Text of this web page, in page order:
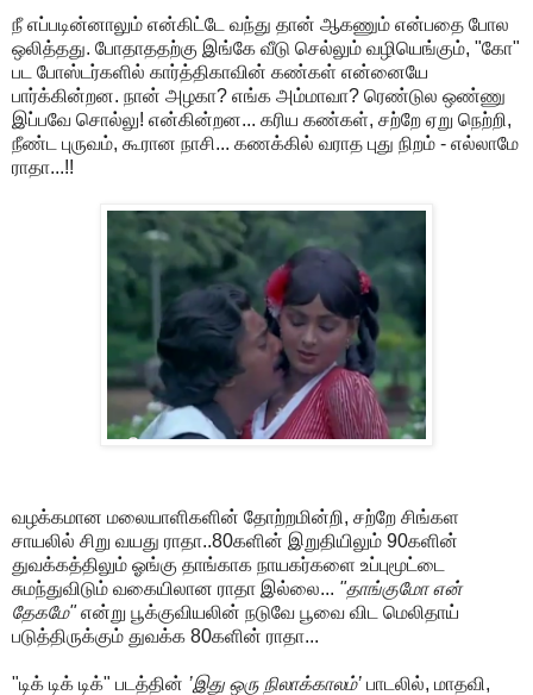
நீ எப்படின்னாலும் என்கிட்டே வந்து தான் ஆகணும் என்பதை போல
ஒலித்தது. போதாததற்கு இங்கே வீடு செல்லும் வழியெங்கும், "கோ"
பட போஸ்டர்களில் கார்த்திகாவின் கண்கள் என்னையே
பார்க்கின்றன. நான் அழகா? எங்க அம்மாவா? ரெண்டுல ஒண்ணு
இப்பவே சொல்லு! என்கின்றன... கரிய கண்கள், சற்றே ஏறு நெற்றி,
நீண்ட புருவம், கூரான நாசி... கணக்கில் வராத புது நிறம் - எல்லாமே
ராதா...!!
வழக்கமான மலையாளிகளின் தோற்றமின்றி, சற்றே சிங்கள
சாயலில் சிறு வயது ராதா..80களின் இறுதியிலும் 90களின்
துவக்கத்திலும் ஓங்கு தாங்காக நாயகர்களை உப்புமூட்டை
சுமந்துவிடும் வகையிலான ராதா இல்லை... "தாங்குமோ என்
தேகமே"என்று பூக்குவியலின் நடுவே பூவை விட மெலிதாய்
படுத்திருக்கும் துவக்க 80களின் ராதா...
"டிக் டிக் டிக்" படத்தின் ’இது ஒரு நிலாக்காலம்’ பாடலில், மாதவி,